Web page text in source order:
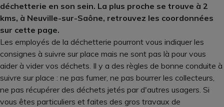
déchetterie en son sein. La plus proche se trouve à 2
kms, à Neuville-sur-Saône, retrouvez les coordonnées
sur cette page.
Les employés de la déchetterie pourront vous indiquer les
consignes à suivre sur place mais ne sont pas là pour vous
aider à vider vos déchets. Il y a des règles de bonne conduite à
suivre sur place : ne pas fumer, ne pas bourrer les collecteurs,
ne pas récupérer des déchets jetés par d'autres usagers. Si
vous êtes particuliers et faites des gros travaux de